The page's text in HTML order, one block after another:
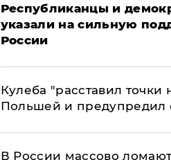
Республиканцы и
указали на сильную
России
Кулеба "расставил
Польшей и предупредил
В России массово